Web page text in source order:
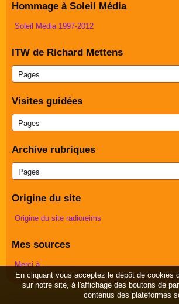
Hommage à Soleil Média
Soleil Média 1997-2012
ITW de Richard Mettens
Visites guidées
Archive rubriques
Origine du site
Origine du site radioreims
Mes sources
Merci à ...
En cliquant vous acceptez le dépôt de cookies
sur notre site, à l'affichage des boutons de
contenus des plateformes